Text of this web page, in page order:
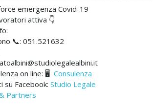
emergenza Covid-19
attiva 👇
📞: 051.521632
on line: 🖥 Consulenza
su Facebook: Studio Legale
Partners